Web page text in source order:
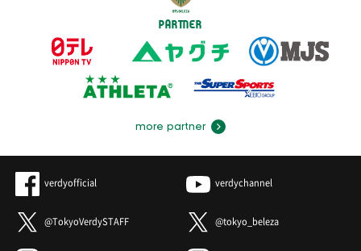
PARTNER
more partner
verdyofficial verdychannel
@TokyoVerdySTAFF @tokyo_beleza